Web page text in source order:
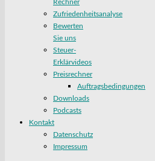
Rechner
Zufriedenheitsanalyse
Bewerten
Sie uns
Steuer-
Erklärvideos
Preisrechner
Auftragsbedingungen
Downloads
Podcasts
Kontakt
Datenschutz
Impressum